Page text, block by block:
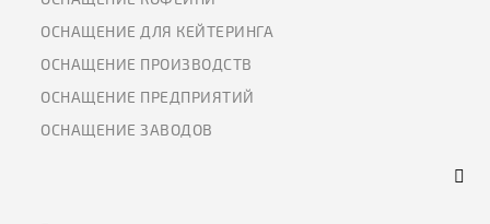
ОСНАЩЕНИЕ ДЛЯ КЕЙТЕРИНГА
ОСНАЩЕНИЕ ПРОИЗВОДСТВ
ОСНАЩЕНИЕ ПРЕДПРИЯТИЙ
ОСНАЩЕНИЕ ЗАВОДОВ